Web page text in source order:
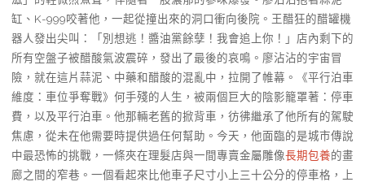
缸、K-999咬著他，一起從撞出來的洞口衝向後院。王醋狂的醋罐機
器人發出尖叫：「別想逃！醬油黨餘孽！我會追上你！」店內剩下的
所有空盤子被醋酸氣波震碎，發出了最後的哀鳴。廖沾沾的宇宙冒
險，就在這片蒜泥、中藥和醋酸的混亂中，拉開了帷幕。《平行泊車
維度：車位爭奪戰》何手殘的人生，被兩個巨大的陰影籠罩著：停車
費，以及平行泊車。他那輛老舊的掀背車，彷彿繼承了他所有的駕駛
焦慮，從未在他需要時提供過任何幫助。今天，他面臨的是城市傳說
中最恐怖的挑戰，一條夾在理髮店與一間專賣金屬雕像長期包養的畫
廊之間的窄巷。一個看起來比他車子尺寸小上三十公分的停車格，上